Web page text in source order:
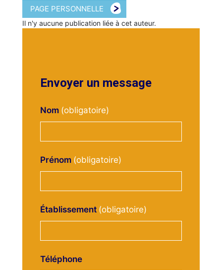
PAGE PERSONNELLE
Il n'y aucune publication liée à cet auteur.
Envoyer un message
Nom
Prénom
Établissement
Téléphone